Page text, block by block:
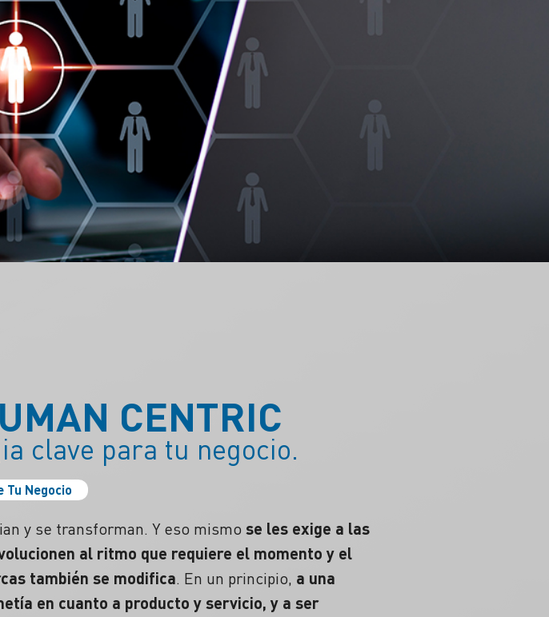
CENTRIC
clave para tu negocio.
Tu Negocio
y se transforman. Y eso mismo se les exige a las
al ritmo que requiere el momento y el
también se modifica. En un principio, a una
en cuanto a producto y servicio, y a ser